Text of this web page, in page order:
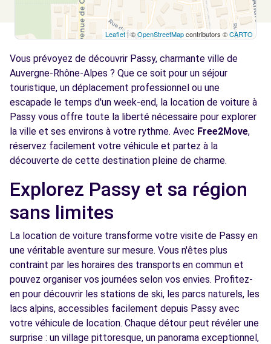
Leaflet| ©OpenStreetMapcontributors ©CARTO
Vous prévoyez de découvrir Passy, charmante ville de
Auvergne-Rhône-Alpes ? Que ce soit pour un séjour
touristique, un déplacement professionnel ou une
escapade le temps d'un week-end, la location de voiture à
Passy vous offre toute la liberté nécessaire pour explorer
la ville et ses environs à votre rythme. Avec Free2Move,
réservez facilement votre véhicule et partez à la
découverte de cette destination pleine de charme.
Explorez Passy et sa région
sans limites
La location de voiture transforme votre visite de Passy en
une véritable aventure sur mesure. Vous n'êtes plus
contraint par les horaires des transports en commun et
pouvez organiser vos journées selon vos envies. Profitez-
en pour découvrir les stations de ski, les parcs naturels, les
lacs alpins, accessibles facilement depuis Passy avec
votre véhicule de location. Chaque détour peut révéler une
surprise : un village pittoresque, un panorama exceptionnel,